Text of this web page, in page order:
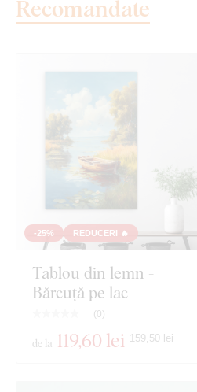
Recomandate
-25% REDUCERI 🔥
Tablou din lemn -
Bărcuță pe lac
( 0)
de la 119,60 lei 159,50 lei